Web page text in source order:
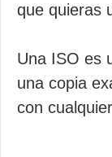
que quieras
Una ISO es
una copia
con